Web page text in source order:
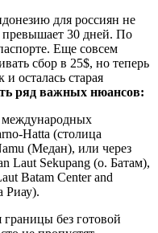
для россиян не
превышает 30 дней. По
Еще совсем
сбор в 25$, но теперь
осталась старая
ряд важных нюансов:
международных
Hatta (столица
(Медан), или через
Laut Sekupang (о. Батам),
Batam Center and
Риау).
границы без готовой